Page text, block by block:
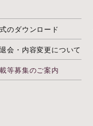
のダウンロード
会・内容変更について
等募集のご案内